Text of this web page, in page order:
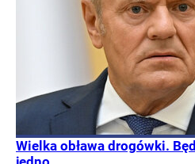
Wielka obława drogówki.